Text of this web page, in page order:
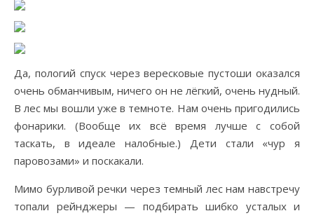
Да, пологий спуск через вересковые пустоши оказался
очень обманчивым, ничего он не лёгкий, очень нудный.
В лес мы вошли уже в темноте. Нам очень пригодились
фонарики. (Вообще их всё время лучше с собой
таскать, в идеале налобные.) Дети стали «чур я
паровозами» и поскакали.
Мимо бурливой речки через темный лес нам навстречу
топали рейнджеры — подбирать шибко усталых и